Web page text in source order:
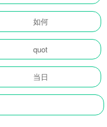
如何
quot
当日